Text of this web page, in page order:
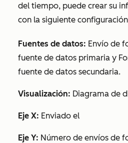
del tiempo, puede crear su
con la siguiente
Fuentes de datos: Envío de
fuente de datos primaria y
fuente de datos secundaria.
Visualización: Diagrama de
Eje X: Enviado el
Eje Y: Número de envíos de